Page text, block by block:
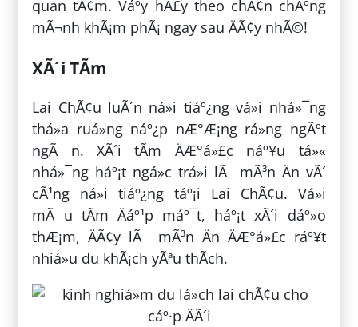
quan tÃ¢m. Váº­y hÃ£y theo chÃ¢n chÃºng
mÃ¬nh khÃ¡m phÃ¡ ngay sau ÄÃ¢y nhÃ©!
XÃ´i TÃ­m
Lai ChÃ¢u luÃ´n ná»i tiáº¿ng vá»i nhá»¯ng
thá»­a ruá»ng náº¿p nÆ°Æ¡ng rá»ng ngÃºt
ngÃ n. XÃ´i tÃ­m ÄÆ°á»£c náº¥u tá»«
nhá»¯ng háº¡t ngá»c trá»i lÃ mÃ³n Än vÃ´
cÃ¹ng ná»i tiáº¿ng táº¡i Lai ChÃ¢u. Vá»i
mÃ u tÃ­m Äáº¹p máº¯t, háº¡t xÃ´i dáº»o
thÆ¡m, ÄÃ¢y lÃ mÃ³n Än ÄÆ°á»£c ráº¥t
nhiá»u du khÃ¡ch yÃªu thÃ­ch.